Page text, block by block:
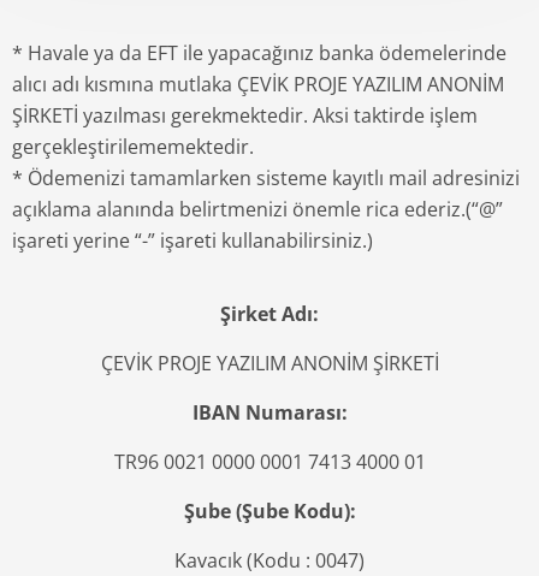
* Havale ya da EFT ile yapacağınız banka ödemelerinde
alıcı adı kısmına mutlaka ÇEVİK PROJE YAZILIM ANONİM
ŞİRKETİ yazılması gerekmektedir. Aksi taktirde işlem
gerçekleştirilememektedir.
* Ödemenizi tamamlarken sisteme kayıtlı mail adresinizi
açıklama alanında belirtmenizi önemle rica ederiz.(“@”
işareti yerine “-” işareti kullanabilirsiniz.)
Şirket Adı​:
ÇEVİK PROJE YAZILIM ANONİM ŞİRKETİ
IBAN Numarası​:
TR96 0021 0000 0001 7413 4000 01​
Şube (Şube Kodu)​:
Kavacık (Kodu : 0047)​